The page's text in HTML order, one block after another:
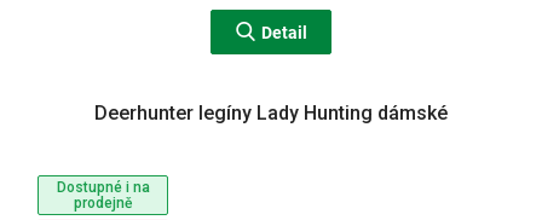
Detail
Dostupné i na
prodejně
Deerhunter legíny Lady Hunting dámské